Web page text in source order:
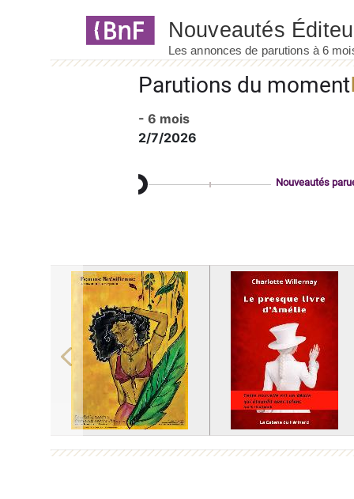
Parutions du moment
- 6 mois
2/7/2026
Nouveautés
Previous